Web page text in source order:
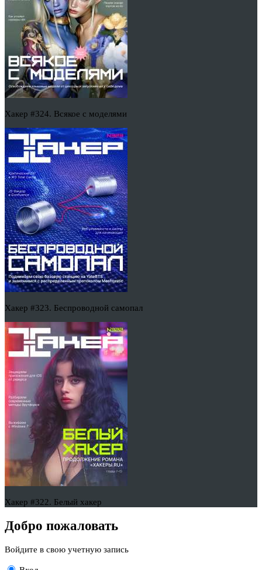
Хакер #324. Всякое с моделями
Хакер #323. Беспроводной самопал
Хакер #322. Белый хакер
Добро пожаловать
Войдите в свою учетную запись